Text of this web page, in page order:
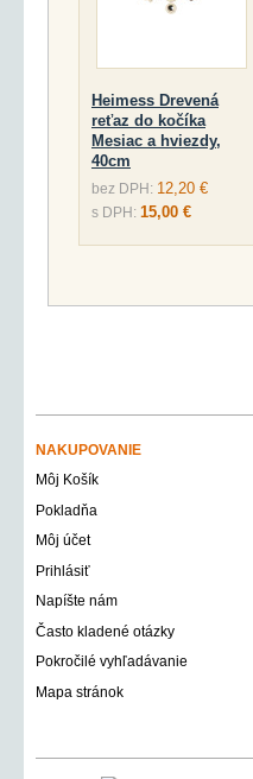
Heimess Drevená
reťaz do kočíka
Mesiac a hviezdy,
40cm
bez DPH: 12,20 €
s DPH: 15,00 €
NAKUPOVANIE
Môj Košík
Pokladňa
Môj účet
Prihlásiť
Napíšte nám
Často kladené otázky
Pokročilé vyhľadávanie
Mapa stránok